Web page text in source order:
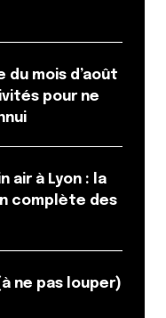
du mois d’août
pour ne
air à Lyon : la
complète des
ne pas louper)